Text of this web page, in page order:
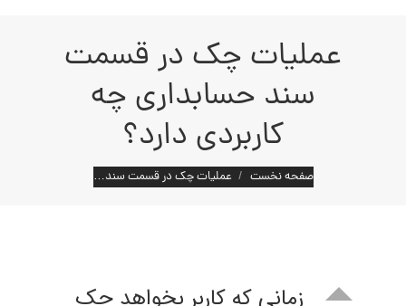
عملیات چک در قسمت
سند حسابداری چه
کاربردی دارد؟
مکان شما:
صفحه نخست عملیات چک در قسمت سند…
زمانی که کاربر بخواهد چک